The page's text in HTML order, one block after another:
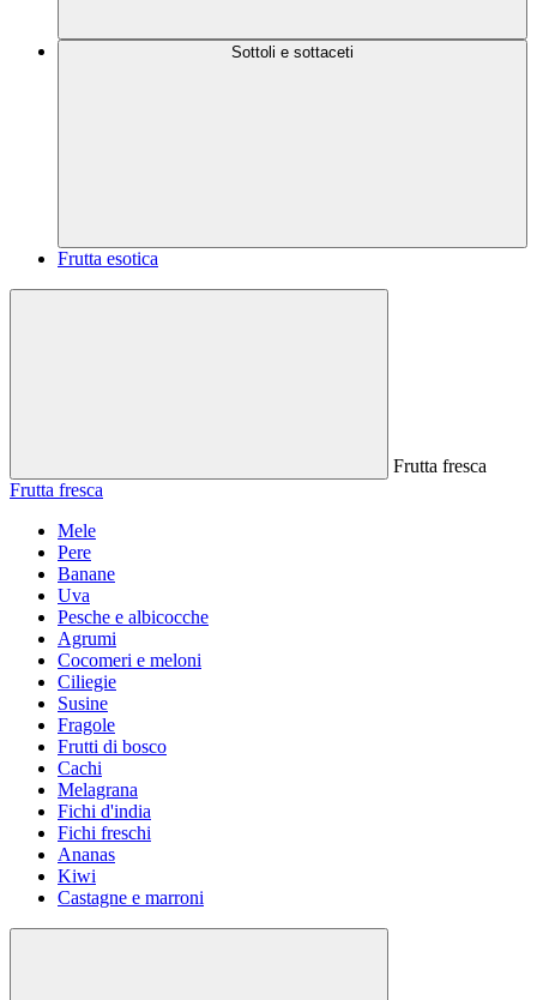
Sottoli e sottaceti
Frutta esotica
Frutta fresca
Frutta fresca
Mele
Pere
Banane
Uva
Pesche e albicocche
Agrumi
Cocomeri e meloni
Ciliegie
Susine
Fragole
Frutti di bosco
Cachi
Melagrana
Fichi d'india
Fichi freschi
Ananas
Kiwi
Castagne e marroni